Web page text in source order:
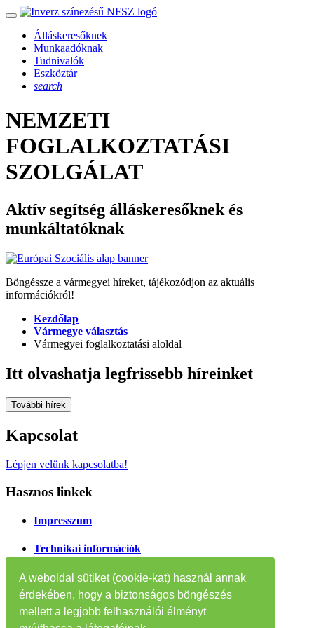
A weboldal sütiket (cookie-kat) használ annak
érdekében, hogy a biztonságos böngészés
mellett a legjobb felhasználói élményt
Álláskeresőknek
Munkaadóknak
Tudnivalók
Eszköztár
search
NEMZETI
FOGLALKOZTATÁSI
SZOLGÁLAT
Aktív segítség álláskeresőknek és
munkáltatóknak
Böngéssze a vármegyei híreket, tájékozódjon az aktuális
információkról!
Kezdőlap
Vármegye választás
Vármegyei foglalkoztatási aloldal
Itt olvashatja legfrissebb híreinket
További hírek
Kapcsolat
Lépjen velünk kapcsolatba!
Hasznos linkek
Impresszum
Technikai információk
Oldaltérkép
Tájékoztatók